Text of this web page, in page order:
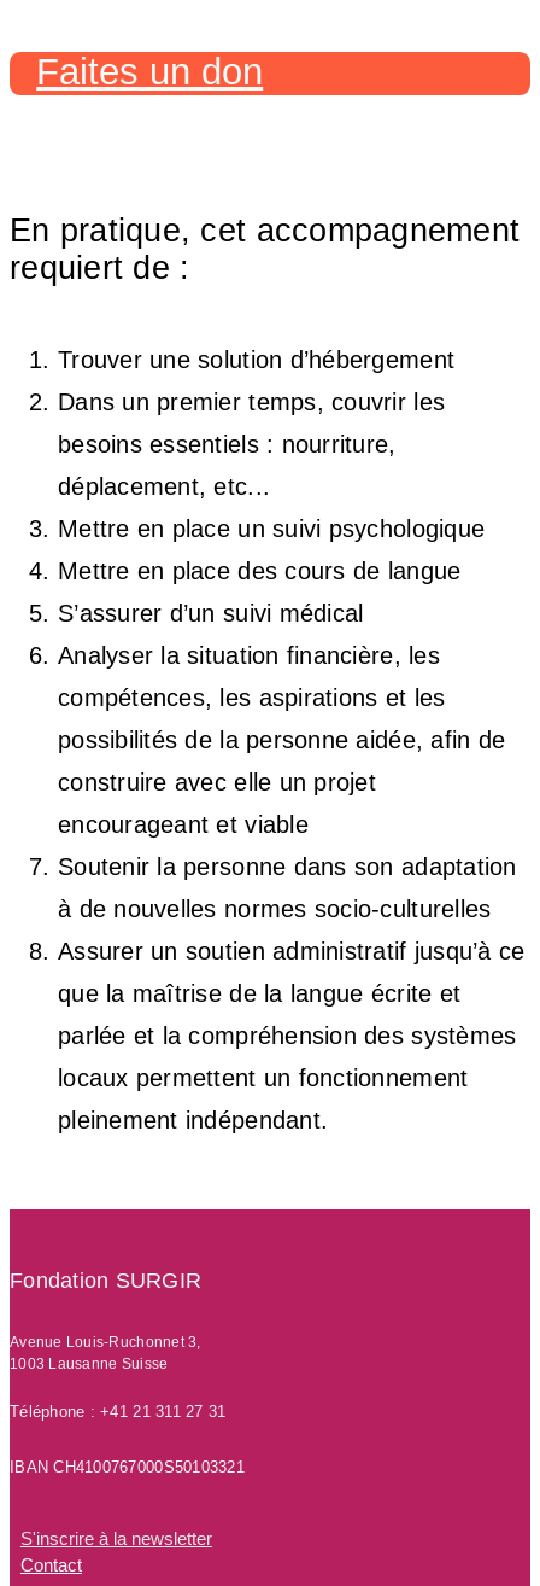
Faites un don
En pratique, cet accompagnement
requiert de :
Trouver une solution d’hébergement
Dans un premier temps, couvrir les
besoins essentiels : nourriture,
déplacement, etc...
Mettre en place un suivi psychologique
Mettre en place des cours de langue
S’assurer d’un suivi médical
Analyser la situation financière, les
compétences, les aspirations et les
possibilités de la personne aidée, afin de
construire avec elle un projet
encourageant et viable
Soutenir la personne dans son adaptation
à de nouvelles normes socio-culturelles
Assurer un soutien administratif jusqu’à ce
que la maîtrise de la langue écrite et
parlée et la compréhension des systèmes
locaux permettent un fonctionnement
pleinement indépendant.
Fondation SURGIR
Avenue Louis-Ruchonnet 3,
1003 Lausanne Suisse
Téléphone : +41 21 311 27 31
IBAN CH4100767000S50103321
S'inscrire à la newsletter
Contact